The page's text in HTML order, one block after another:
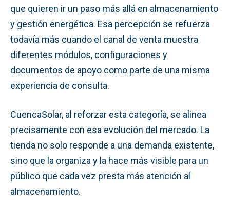
que quieren ir un paso más allá en almacenamiento
y gestión energética. Esa percepción se refuerza
todavía más cuando el canal de venta muestra
diferentes módulos, configuraciones y
documentos de apoyo como parte de una misma
experiencia de consulta.
CuencaSolar, al reforzar esta categoría, se alinea
precisamente con esa evolución del mercado. La
tienda no solo responde a una demanda existente,
sino que la organiza y la hace más visible para un
público que cada vez presta más atención al
almacenamiento.